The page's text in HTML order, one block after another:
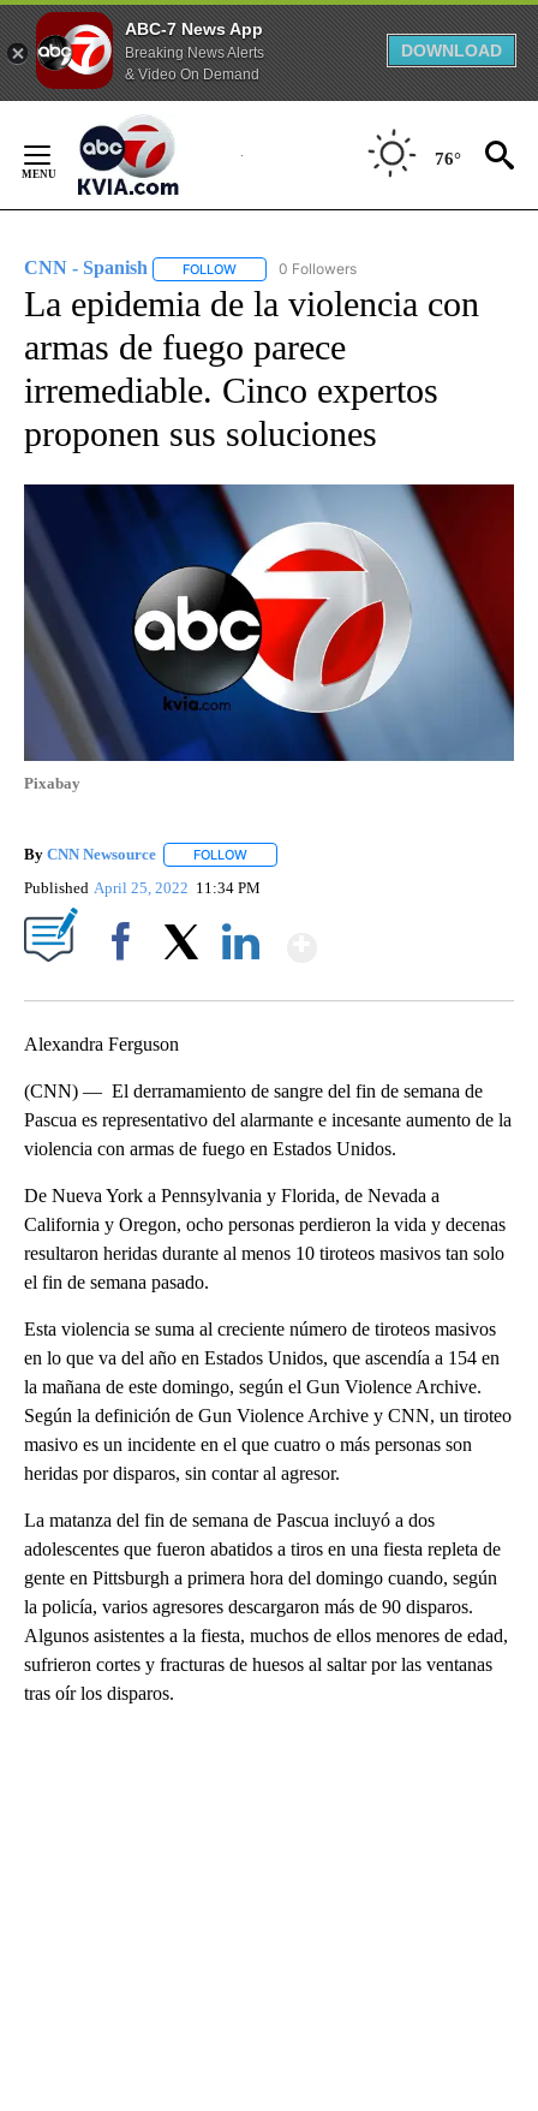
ABC-7 News App
Breaking News Alerts
& Video On Demand
DOWNLOAD
Content
76°
CNN - Spanish FOLLOW FOLLOW "CNN - SPANISH" TO RECEIVE
0 Followers
La epidemia de la violencia con
armas de fuego parece
irremediable. Cinco expertos
proponen sus soluciones
Pixabay
By CNN Newsource FOLLOW
Published April 25, 2022 11:34 PM
Alexandra Ferguson
(CNN) — El derramamiento de sangre del fin de semana de
Pascua es representativo del alarmante e incesante aumento de la
violencia con armas de fuego en Estados Unidos.
De Nueva York a Pennsylvania y Florida, de Nevada a
California y Oregon, ocho personas perdieron la vida y decenas
resultaron heridas durante al menos 10 tiroteos masivos tan solo
el fin de semana pasado.
Esta violencia se suma al creciente número de tiroteos masivos
en lo que va del año en Estados Unidos, que ascendía a 154 en
la mañana de este domingo, según el Gun Violence Archive.
Según la definición de Gun Violence Archive y CNN, un tiroteo
masivo es un incidente en el que cuatro o más personas son
heridas por disparos, sin contar al agresor.
La matanza del fin de semana de Pascua incluyó a dos
adolescentes que fueron abatidos a tiros en una fiesta repleta de
gente en Pittsburgh a primera hora del domingo cuando, según
la policía, varios agresores descargaron más de 90 disparos.
Algunos asistentes a la fiesta, muchos de ellos menores de edad,
sufrieron cortes y fracturas de huesos al saltar por las ventanas
tras oír los disparos.